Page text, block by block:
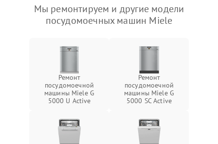
Мы ремонтируем и другие модели
посудомоечных машин Miele
Ремонт
посудомоечной
машины Miele G
5000 U Active
Ремонт
посудомоечной
машины Miele G
5000 SC Active